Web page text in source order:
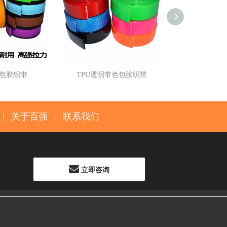
胶织带 TPU透明带色包胶织带
| 关于百强 | 联系我们
立即咨询